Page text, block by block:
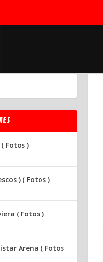
Fotos )
) ( Fotos )
( Fotos )
Arena ( Fotos